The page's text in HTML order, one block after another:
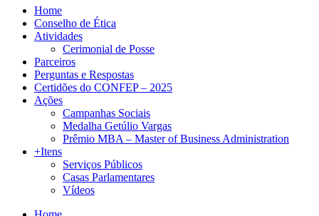
Home
Conselho de Ética
Atividades
Cerimonial de Posse
Parceiros
Perguntas e Respostas
Certidões do CONFEP – 2025
Ações
Campanhas Sociais
Medalha Getúlio Vargas
Prêmio MBA – Master of Business Administration
+Itens
Serviços Públicos
Casas Parlamentares
Vídeos